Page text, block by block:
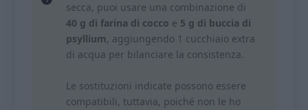
secca, puoi usare una combinazione di
40 g di farina di cocco e 5 g di buccia di
psyllium, aggiungendo 1 cucchiaio extra
di acqua per bilanciare la consistenza.
Le sostituzioni indicate possono essere
compatibili, tuttavia, poiché non le ho